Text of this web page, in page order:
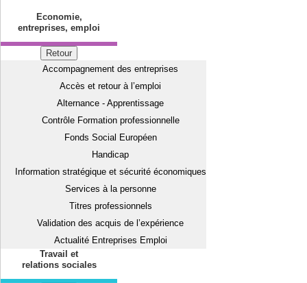
Economie,
entreprises, emploi
Retour
Accompagnement des entreprises
Accès et retour à l’emploi
Alternance - Apprentissage
Contrôle Formation professionnelle
Fonds Social Européen
Handicap
Information stratégique et sécurité économiques
Services à la personne
Titres professionnels
Validation des acquis de l’expérience
Actualité Entreprises Emploi
Travail et
relations sociales